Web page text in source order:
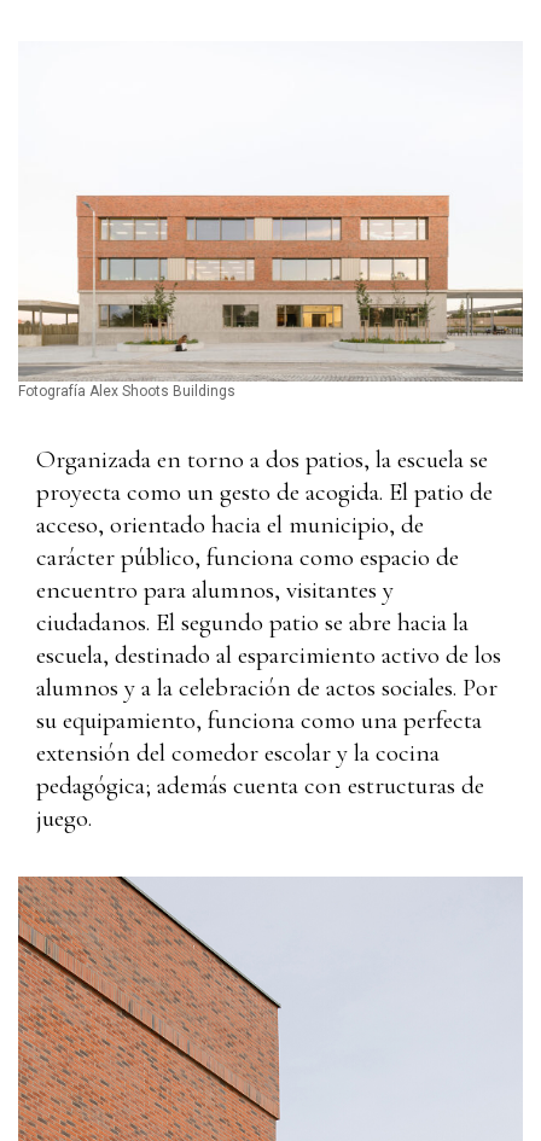
Fotografía Alex Shoots Buildings
Organizada en torno a dos patios, la escuela se
proyecta como un gesto de acogida. El patio de
acceso, orientado hacia el municipio, de
carácter público, funciona como espacio de
encuentro para alumnos, visitantes y
ciudadanos. El segundo patio se abre hacia la
escuela, destinado al esparcimiento activo de los
alumnos y a la celebración de actos sociales. Por
su equipamiento, funciona como una perfecta
extensión del comedor escolar y la cocina
pedagógica; además cuenta con estructuras de
juego.